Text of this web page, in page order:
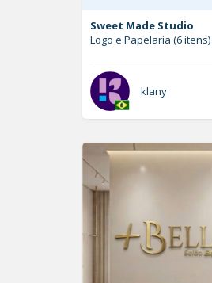
Sweet Made Studio
Logo e Papelaria (6 itens)
klany